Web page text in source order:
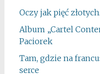
Oczy jak pięć
Album „Cartel
Paciorek
Tam, gdzie na
serce